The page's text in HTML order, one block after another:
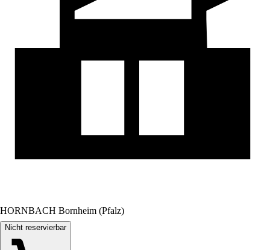
HORNBACH Bornheim (Pfalz)
Nicht reservierbar